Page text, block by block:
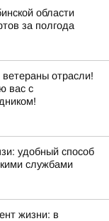
области
за полгода
отрасли!
вас с
удобный способ
службами
жизни: в